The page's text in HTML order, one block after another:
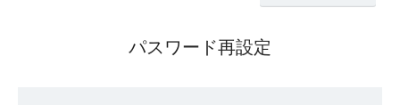
パスワード再設定